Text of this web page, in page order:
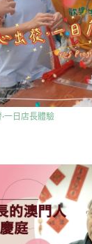
一日店長體驗